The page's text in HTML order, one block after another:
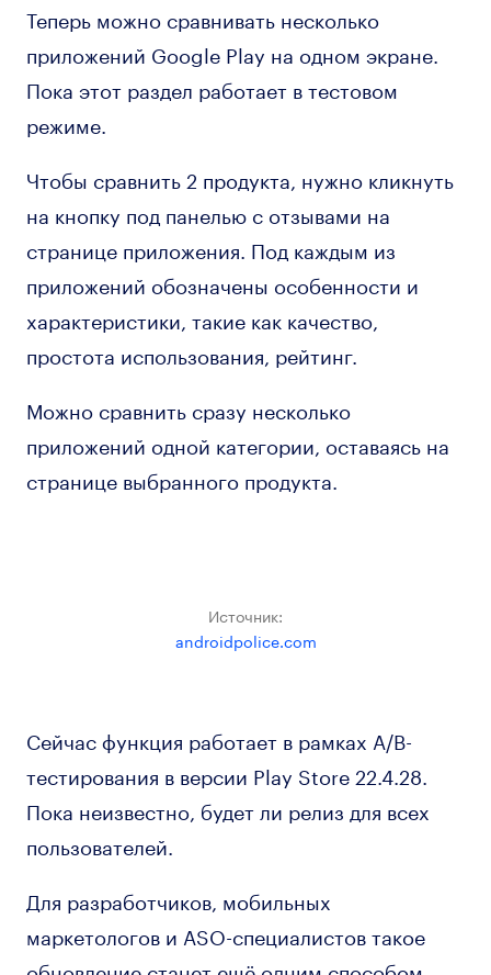
Теперь можно сравнивать несколько
приложений Google Play на одном экране.
Пока этот раздел работает в тестовом
режиме.
Чтобы сравнить 2 продукта, нужно кликнуть
на кнопку под панелью с отзывами на
странице приложения. Под каждым из
приложений обозначены особенности и
характеристики, такие как качество,
простота использования, рейтинг.
Можно сравнить сразу несколько
приложений одной категории, оставаясь на
странице выбранного продукта.
Источник:
androidpolice.com
Сейчас функция работает в рамках A/B-
тестирования в версии Play Store 22.4.28.
Пока неизвестно, будет ли релиз для всех
пользователей.
Для разработчиков, мобильных
маркетологов и ASO-специалистов такое